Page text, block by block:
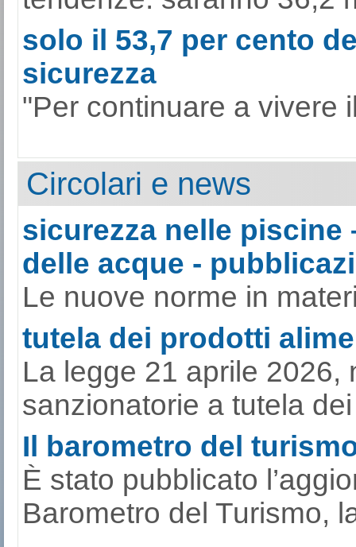
solo il 53,7 per cento
sicurezza
"Per continuare a vivere
Circolari e news
sicurezza nelle piscine
delle acque -
Le nuove norme in
tutela dei prodotti
La legge 21 aprile 2026,
sanzionatorie a tutela
Il barometro del
È stato pubblicato
Barometro del Turismo,